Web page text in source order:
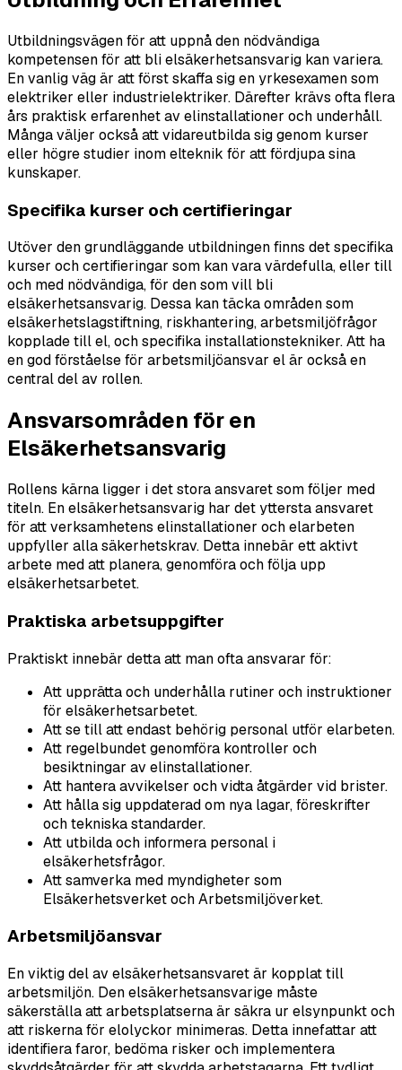
Utbildningsvägen för att uppnå den nödvändiga
kompetensen för att bli elsäkerhetsansvarig kan variera.
En vanlig väg är att först skaffa sig en yrkesexamen som
elektriker eller industrielektriker. Därefter krävs ofta flera
års praktisk erfarenhet av elinstallationer och underhåll.
Många väljer också att vidareutbilda sig genom kurser
eller högre studier inom elteknik för att fördjupa sina
kunskaper.
Specifika kurser och certifieringar
Utöver den grundläggande utbildningen finns det specifika
kurser och certifieringar som kan vara värdefulla, eller till
och med nödvändiga, för den som vill bli
elsäkerhetsansvarig. Dessa kan täcka områden som
elsäkerhetslagstiftning, riskhantering, arbetsmiljöfrågor
kopplade till el, och specifika installationstekniker. Att ha
en god förståelse för arbetsmiljöansvar el är också en
central del av rollen.
Ansvarsområden för en
Elsäkerhetsansvarig
Rollens kärna ligger i det stora ansvaret som följer med
titeln. En elsäkerhetsansvarig har det yttersta ansvaret
för att verksamhetens elinstallationer och elarbeten
uppfyller alla säkerhetskrav. Detta innebär ett aktivt
arbete med att planera, genomföra och följa upp
elsäkerhetsarbetet.
Praktiska arbetsuppgifter
Praktiskt innebär detta att man ofta ansvarar för:
Att upprätta och underhålla rutiner och instruktioner
för elsäkerhetsarbetet.
Att se till att endast behörig personal utför elarbeten.
Att regelbundet genomföra kontroller och
besiktningar av elinstallationer.
Att hantera avvikelser och vidta åtgärder vid brister.
Att hålla sig uppdaterad om nya lagar, föreskrifter
och tekniska standarder.
Att utbilda och informera personal i
elsäkerhetsfrågor.
Att samverka med myndigheter som
Elsäkerhetsverket och Arbetsmiljöverket.
Arbetsmiljöansvar
En viktig del av elsäkerhetsansvaret är kopplat till
arbetsmiljön. Den elsäkerhetsansvarige måste
säkerställa att arbetsplatserna är säkra ur elsynpunkt och
att riskerna för elolyckor minimeras. Detta innefattar att
identifiera faror, bedöma risker och implementera